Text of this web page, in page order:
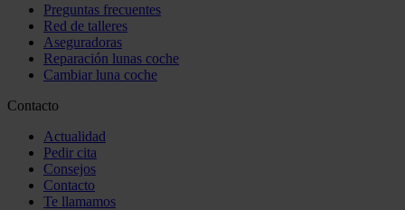
Preguntas frecuentes
Red de talleres
Aseguradoras
Reparación lunas coche
Cambiar luna coche
Contacto
Actualidad
Pedir cita
Consejos
Contacto
Te llamamos